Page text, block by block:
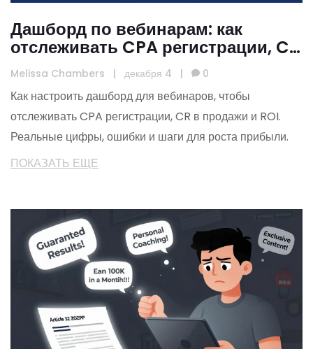
Дашборд по вебинарам: как
отслеживать CPA регистрации, CR
в продажи и ROI
Melissa Chambers | декабря 4 | 0
Как настроить дашборд для вебинаров, чтобы
отслеживать CPA регистрации, CR в продажи и ROI.
Реальные цифры, ошибки и шаги для роста прибыли.
ПОКАЗАТЬ ЕЩЕ